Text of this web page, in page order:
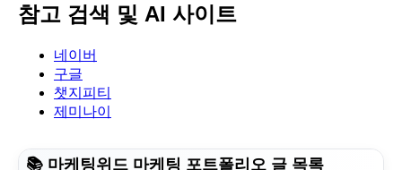
참고 검색 및 AI 사이트
네이버
구글
챗지피티
제미나이
📚 마케팅위드 마케팅 포트폴리오 글 목록